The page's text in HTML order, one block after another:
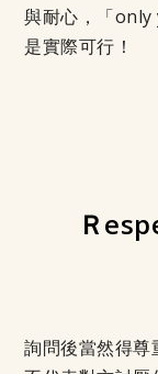
與耐心，「only
是實際可行！
Ｒ
詢問後當然得